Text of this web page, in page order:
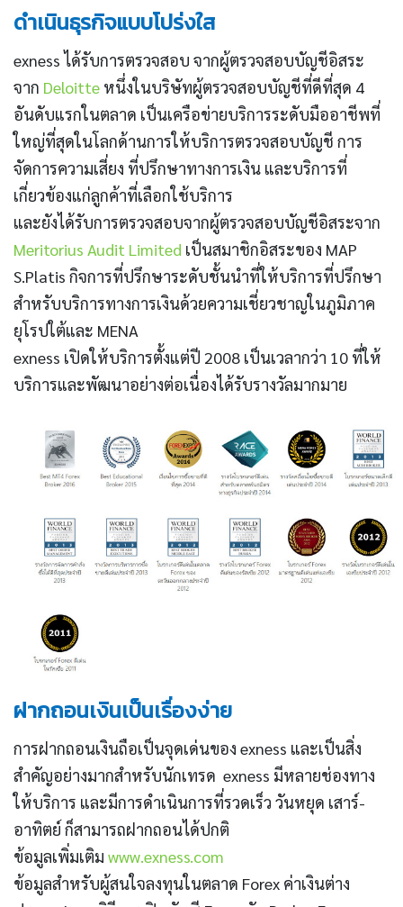
ดำเนินธุรกิจแบบโปร่งใส
exness ได้รับการตรวจสอบ จากผู้ตรวจสอบบัญชีอิสระ
จาก Deloitte หนึ่งในบริษัทผู้ตรวจสอบบัญชีที่ดีที่สุด 4
อันดับแรกในตลาด เป็นเครือข่ายบริการระดับมืออาชีพที่
ใหญ่ที่สุดในโลกด้านการให้บริการตรวจสอบบัญชี การ
จัดการความเสี่ยง ที่ปรึกษาทางการเงิน และบริการที่
เกี่ยวข้องแก่ลูกค้าที่เลือกใช้บริการ
และยังได้รับการตรวจสอบจากผู้ตรวจสอบบัญชีอิสระจาก
Meritorius Audit Limited เป็นสมาชิกอิสระของ MAP
S.Platis กิจการที่ปรึกษาระดับชั้นนำที่ให้บริการที่ปรึกษา
สำหรับบริการทางการเงินด้วยความเชี่ยวชาญในภูมิภาค
ยุโรปใต้และ MENA
exness เปิดให้บริการตั้งแต่ปี 2008 เป็นเวลากว่า 10 ที่ให้
บริการและพัฒนาอย่างต่อเนื่องได้รับรางวัลมากมาย
ฝากถอนเงินเป็นเรื่องง่าย
การฝากถอนเงินถือเป็นจุดเด่นของ exness และเป็นสิ่ง
สำคัญอย่างมากสำหรับนักเทรด exness มีหลายช่องทาง
ให้บริการ และมีการดำเนินการที่รวดเร็ว วันหยุด เสาร์-
อาทิตย์ ก็สามารถฝากถอนได้ปกติ
ข้อมูลเพิ่มเติม www.exness.com
ข้อมูลสำหรับผู้สนใจลงทุนในตลาด Forex ค่าเงินต่าง